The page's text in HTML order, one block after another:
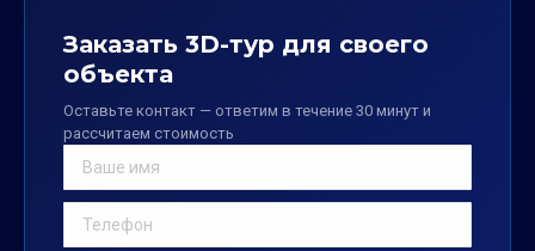
Заказать 3D-тур для своего
объекта
Оставьте контакт — ответим в течение 30 минут и
рассчитаем стоимость